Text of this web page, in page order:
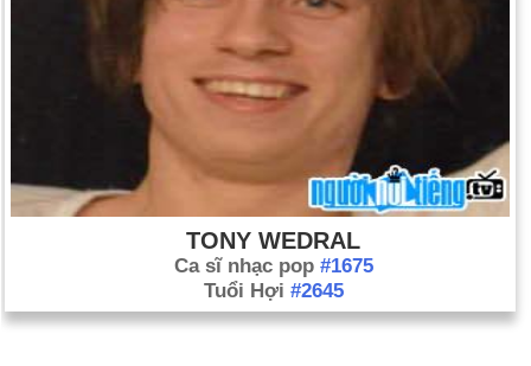
TONY WEDRAL
Ca sĩ nhạc pop #1675
Tuổi Hợi #2645